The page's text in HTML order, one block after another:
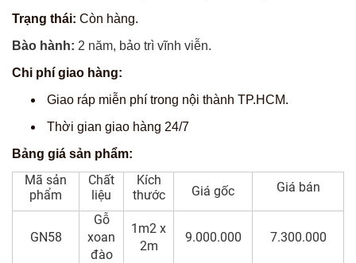
Trạng thái: Còn hàng.
Bào hành: 2 năm, bảo trì vĩnh viễn.
Chi phí giao hàng:
Giao ráp miễn phí trong nội thành TP.HCM.
Thời gian giao hàng 24/7
Bảng giá sản phẩm:
Mã sản
phẩm
Chất
liệu
Kích
thước
Giá gốc Giá bán
GN58
Gỗ
xoan
đào
1m2 x
2m
9.000.000 7.300.000